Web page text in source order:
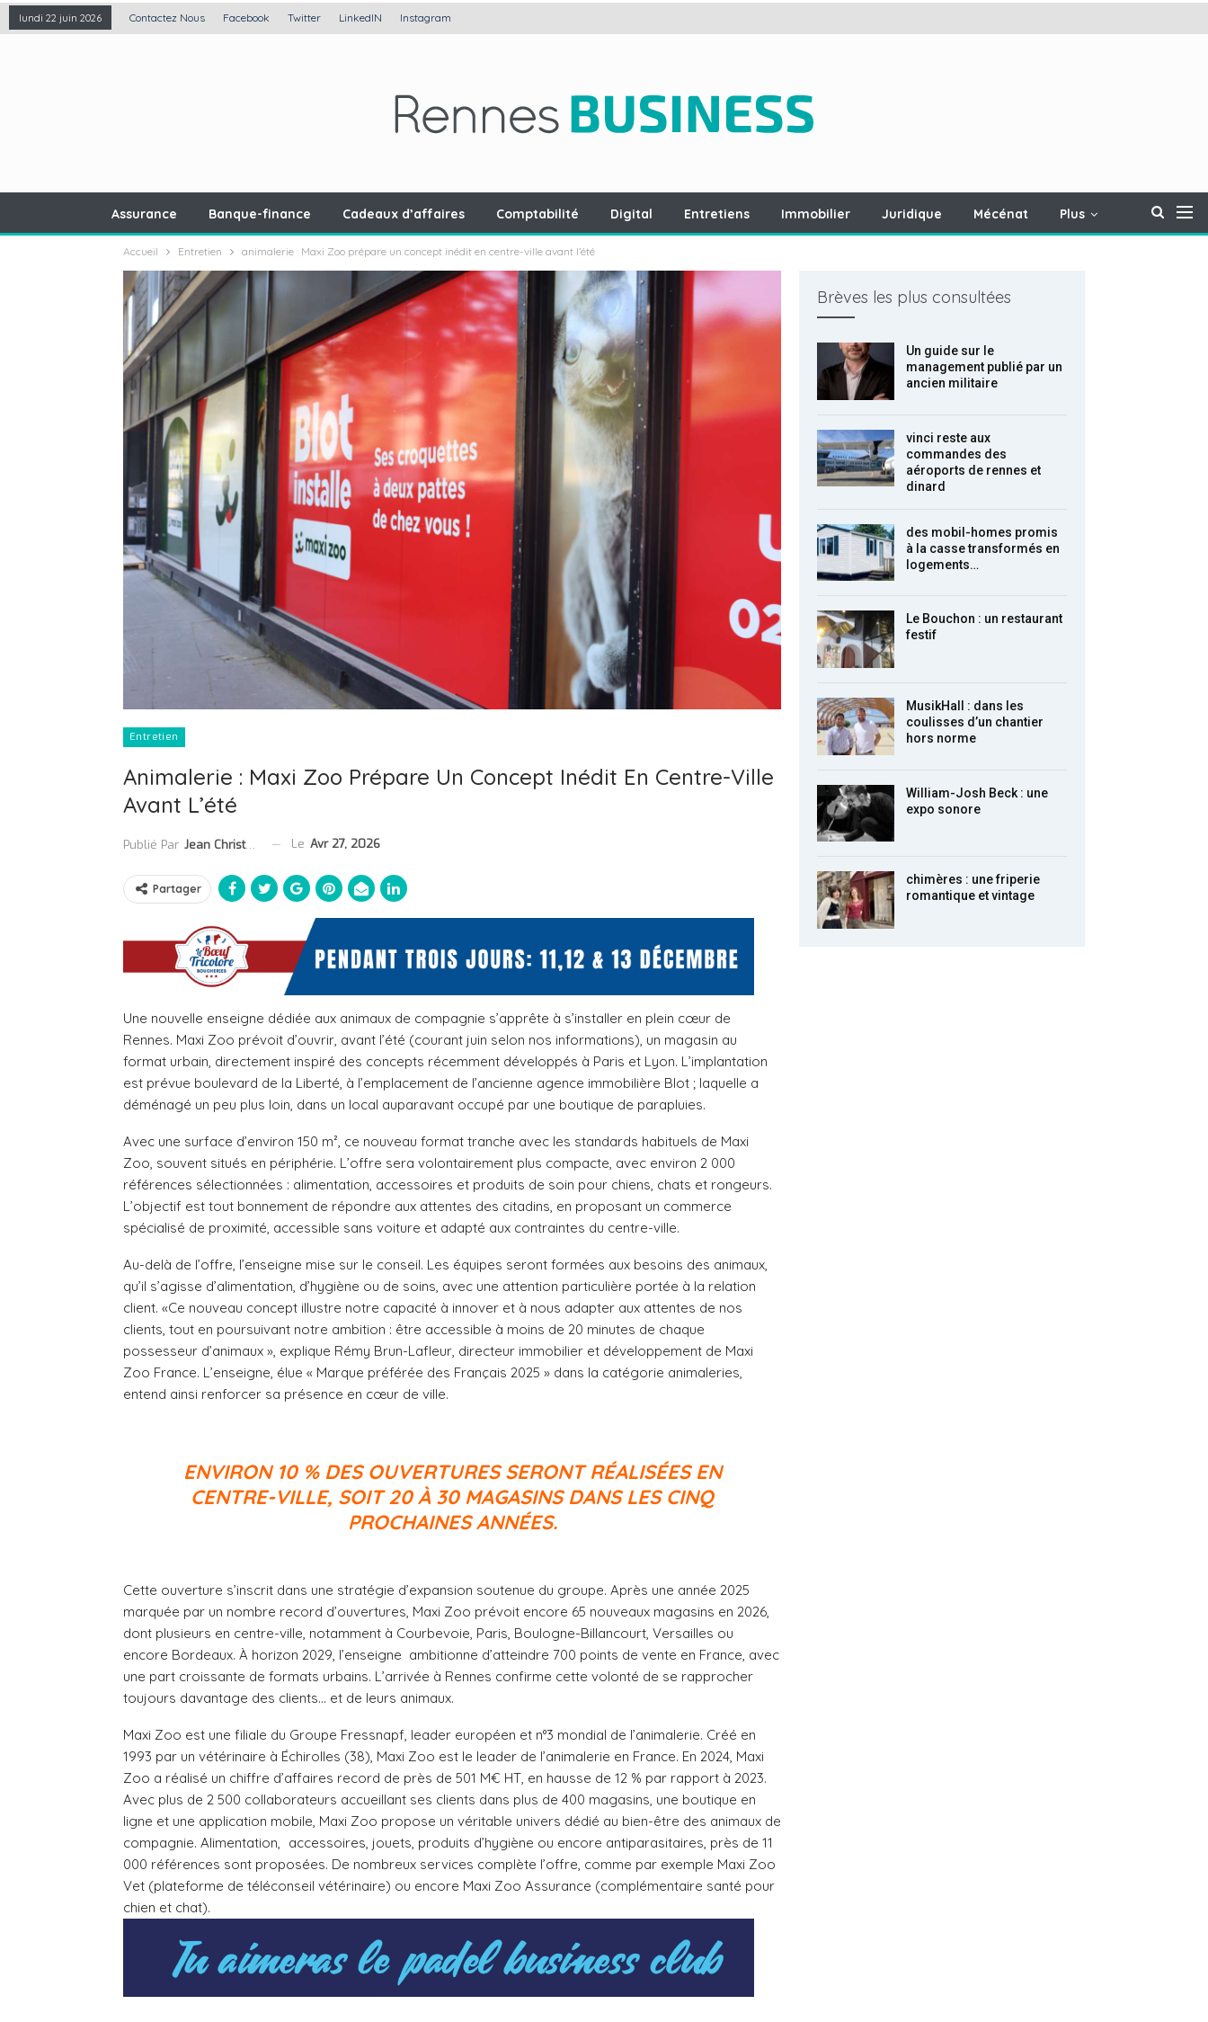
lundi 22 juin 2026 Contactez Nous Facebook Twitter LinkedIN Instagram
Assurance Banque-finance Cadeaux d’affaires Comptabilité Digital Entretiens Immobilier Juridique Mécénat Plus
Accueil Entretien animalerie : Maxi Zoo prépare un concept inédit en centre-ville avant l’été
Entretien
Animalerie : Maxi Zoo Prépare Un Concept Inédit En Centre-Ville
Avant L’été
Publié Par Jean Christophe Collet Le Avr 27, 2026
Partager
Une nouvelle enseigne dédiée aux animaux de compagnie s’apprête à s’installer en plein cœur de
Rennes. Maxi Zoo prévoit d’ouvrir, avant l’été (courant juin selon nos informations), un magasin au
format urbain, directement inspiré des concepts récemment développés à Paris et Lyon. L’implantation
est prévue boulevard de la Liberté, à l’emplacement de l’ancienne agence immobilière Blot ; laquelle a
déménagé un peu plus loin, dans un local auparavant occupé par une boutique de parapluies.
Avec une surface d’environ 150 m², ce nouveau format tranche avec les standards habituels de Maxi
Zoo, souvent situés en périphérie. L’offre sera volontairement plus compacte, avec environ 2 000
références sélectionnées : alimentation, accessoires et produits de soin pour chiens, chats et rongeurs.
L’objectif est tout bonnement de répondre aux attentes des citadins, en proposant un commerce
spécialisé de proximité, accessible sans voiture et adapté aux contraintes du centre-ville.
Au-delà de l’offre, l’enseigne mise sur le conseil. Les équipes seront formées aux besoins des animaux,
qu’il s’agisse d’alimentation, d’hygiène ou de soins, avec une attention particulière portée à la relation
client. «Ce nouveau concept illustre notre capacité à innover et à nous adapter aux attentes de nos
clients, tout en poursuivant notre ambition : être accessible à moins de 20 minutes de chaque
possesseur d’animaux », explique Rémy Brun-Lafleur, directeur immobilier et développement de Maxi
Zoo France. L’enseigne, élue « Marque préférée des Français 2025 » dans la catégorie animaleries,
entend ainsi renforcer sa présence en cœur de ville.
ENVIRON 10 % DES OUVERTURES SERONT RÉALISÉES EN
CENTRE-VILLE, SOIT 20 À 30 MAGASINS DANS LES CINQ
PROCHAINES ANNÉES.
Cette ouverture s’inscrit dans une stratégie d’expansion soutenue du groupe. Après une année 2025
marquée par un nombre record d’ouvertures, Maxi Zoo prévoit encore 65 nouveaux magasins en 2026,
dont plusieurs en centre-ville, notamment à Courbevoie, Paris, Boulogne-Billancourt, Versailles ou
encore Bordeaux. À horizon 2029, l’enseigne ambitionne d’atteindre 700 points de vente en France, avec
une part croissante de formats urbains. L’arrivée à Rennes confirme cette volonté de se rapprocher
toujours davantage des clients… et de leurs animaux.
Maxi Zoo est une filiale du Groupe Fressnapf, leader européen et n°3 mondial de l’animalerie. Créé en
1993 par un vétérinaire à Échirolles (38), Maxi Zoo est le leader de l’animalerie en France. En 2024, Maxi
Zoo a réalisé un chiffre d’affaires record de près de 501 M€ HT, en hausse de 12 % par rapport à 2023.
Avec plus de 2 500 collaborateurs accueillant ses clients dans plus de 400 magasins, une boutique en
ligne et une application mobile, Maxi Zoo propose un véritable univers dédié au bien-être des animaux de
compagnie. Alimentation, accessoires, jouets, produits d’hygiène ou encore antiparasitaires, près de 11
000 références sont proposées. De nombreux services complète l’offre, comme par exemple Maxi Zoo
Vet (plateforme de téléconseil vétérinaire) ou encore Maxi Zoo Assurance (complémentaire santé pour
chien et chat).
Brèves les plus consultées
Un guide sur le
management publié par un
ancien militaire
vinci reste aux
commandes des
aéroports de rennes et
dinard
des mobil-homes promis
à la casse transformés en
logements…
Le Bouchon : un restaurant
festif
MusikHall : dans les
coulisses d’un chantier
hors norme
William-Josh Beck : une
expo sonore
chimères : une friperie
romantique et vintage